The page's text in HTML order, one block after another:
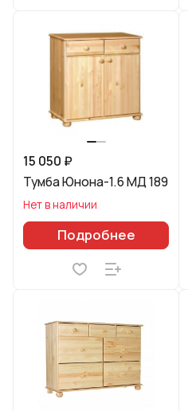
15 050 ₽
Тумба Юнона-1.6 МД 189
Нет в наличии
Подробнее